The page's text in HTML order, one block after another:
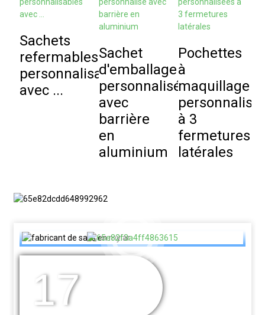
Sachets
refermables
personnalisables
avec ...
Sachet
d'emballage
personnalisé
avec
barrière
en
aluminium
Pochettes
à
maquillage
à 3
fermetures
latérales
17